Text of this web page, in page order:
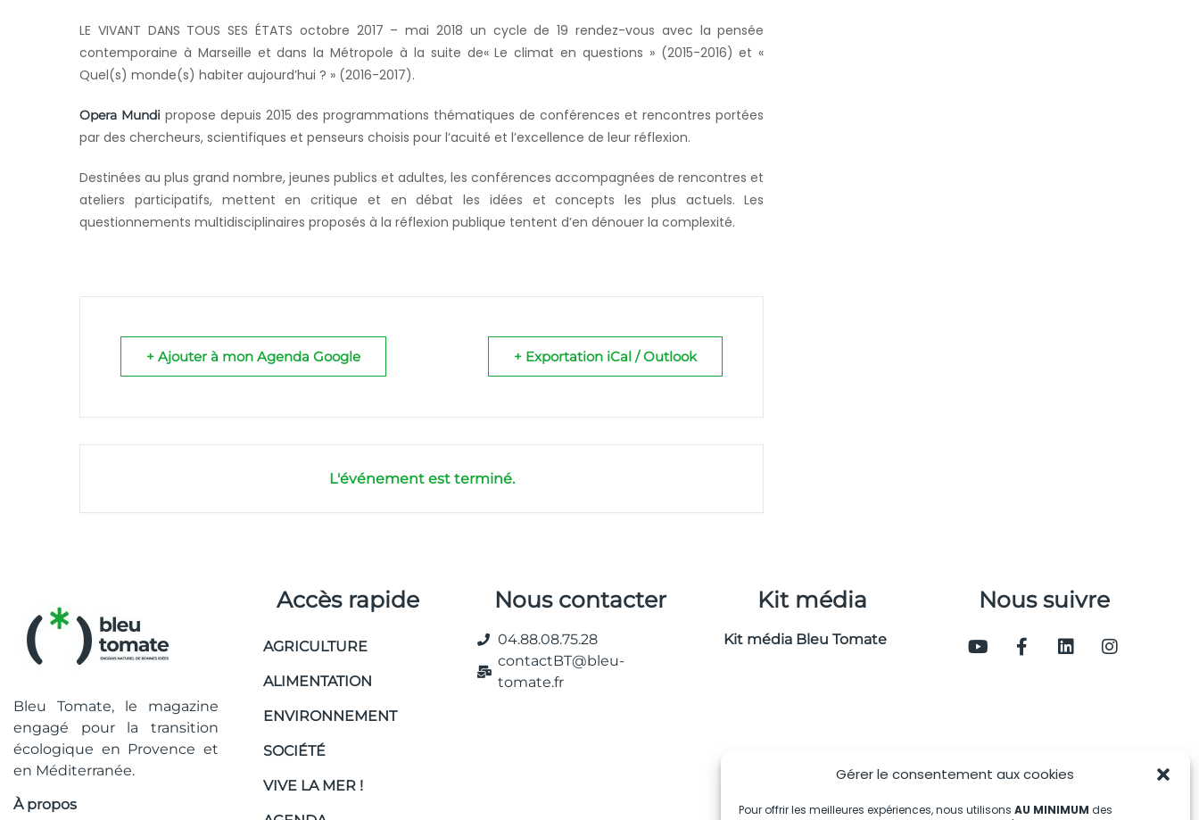
Gérer le consentement aux cookies
Pour offrir les meilleures expériences, nous utilisons AU MINIMUM des
LE VIVANT DANS TOUS SES ÉTATS octobre 2017 – mai 2018 un cycle de 19 rendez-vous avec la pensée
contemporaine à Marseille et dans la Métropole à la suite de« Le climat en questions » (2015-2016) et «
Quel(s) monde(s) habiter aujourd’hui ? » (2016-2017).
Opera Mundi propose depuis 2015 des programmations thématiques de conférences et rencontres portées
par des chercheurs, scientifiques et penseurs choisis pour l’acuité et l’excellence de leur réflexion.
Destinées au plus grand nombre, jeunes publics et adultes, les conférences accompagnées de rencontres et
ateliers participatifs, mettent en critique et en débat les idées et concepts les plus actuels. Les
questionnements multidisciplinaires proposés à la réflexion publique tentent d’en dénouer la complexité.
+ Ajouter à mon Agenda Google + Exportation iCal / Outlook
L'événement est terminé.
Bleu Tomate, le magazine
engagé pour la transition
écologique en Provence et
en Méditerranée.
À propos
Accès rapide
AGRICULTURE
ALIMENTATION
ENVIRONNEMENT
SOCIÉTÉ
VIVE LA MER !
Nous contacter
04.88.08.75.28
contactBT@bleu-
tomate.fr
Kit média
Kit média Bleu Tomate
Nous suivre